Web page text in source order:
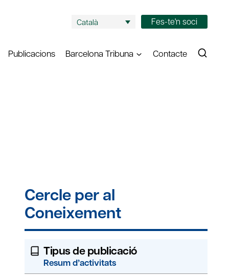
Català Fes-te'n soci
Publicacions Barcelona Tribuna Contacte
Cercle per al
Coneixement
Tipus de publicació
Resum d’activitats